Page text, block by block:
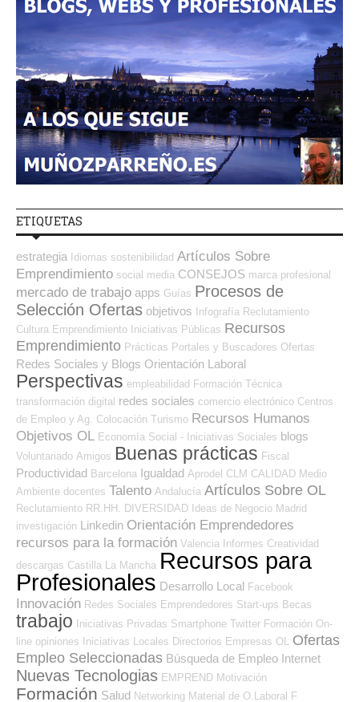
ETIQUETAS
estrategia Idiomas sostenibilidad Artículos Sobre
Emprendimiento social media CONSEJOS marca profesional
mercado de trabajo apps Guías Procesos de
Selección Ofertas objetivos Infografía Reclutamiento
Cultura Emprendimiento Iniciativas Públicas Recursos
Emprendimiento Prácticas Portales y Buscadores Ofertas
Redes Sociales y Blogs Orientación Laboral
Perspectivas empleabilidad Formación Técnica
transformación digital redes sociales comercio electrónico Centros
de Empleo y Ag. Colocación Turismo Recursos Humanos
Objetivos OL Economía Social - Iniciativas Sociales blogs
Voluntariado Amigos Buenas prácticas Fiscal
Productividad Barcelona Igualdad Aprodel CLM CALIDAD Medio
Ambiente docentes Talento Andalucía Artículos Sobre OL
Reclutamiento RR.HH. DIVERSIDAD Ideas de Negocio Madrid
investigación Linkedin Orientación Emprendedores
recursos para la formación Valencia Informes Creatividad
descargas Castilla La Mancha Recursos para
Profesionales Desarrollo Local Facebook
Innovación Redes Sociales Emprendedores Start-ups Becas
trabajo Iniciativas Privadas Smartphone Twitter Formación On-
line opiniones Iniciativas Locales Directorios Empresas OL
Ofertas
Empleo Seleccionadas Búsqueda de Empleo Internet
Nuevas Tecnologias EMPREND Motivación
Formación Salud Networking Material de O.Laboral F